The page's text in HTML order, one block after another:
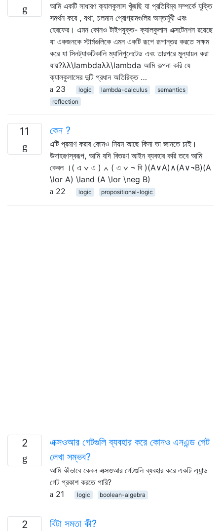
আমি একটি সাধারণ ক্যালকুলাস খুঁজছি যা প্রতিবিম্ব সম্পর্কে যুক্তি
সমর্থন করে , যথা, চলমান প্রোগ্রামগুলির অন্তর্মুখী এবং
হেরফের। এমন কোনও টাইপযুক্ত- ক্যালকুলাস এক্সটেনশন রয়েছে
যা একজনকে স্টার্মগুলিকে এমন একটি রূপে রূপান্তর করতে সক্ষম
করে যা সিনট্যাকটিকালি ম্যানিপুলেটেড এবং তারপরে মূল্যায়ন করা
যায়?λλ\lambdaλλ\lambda আমি কল্পনা করি যে
ক্যালকুলাসের দুটি প্রধান অতিরিক্ত …
23
logic lambda-calculus
semantics
reflection
11 কেন ?
এটি প্রমাণ করার কোনও নিয়ম আছে কিনা তা জানতে চাই।
উদাহরণস্বরূপ, আমি যদি বিতরণ আইন ব্যবহার করি তবে আমি
কেবল ।( এ ∨ এ ) ∧ ( এ ∨ ¬ বি )(A∨A)∧(A∨¬B)(A
\lor A) \land (A \lor \neg B)
22
logic propositional-logic
2
এক্সওআর গেটগুলি ব্যবহার করে কোনও এনএন্ড গেট
লেখা সম্ভব?
আমি কীভাবে কেবল এক্সওআর গেটগুলি ব্যবহার করে একটি এ্যান্ড
গেট প্রকাশ করতে পারি?
21
logic boolean-algebra
2 বিটা সমতা কী?